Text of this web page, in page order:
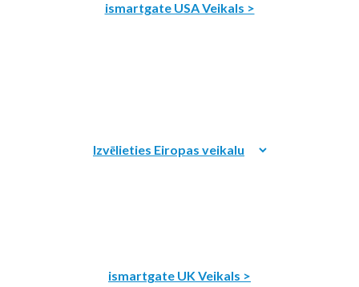
ismartgate USA Veikals >
ismartgate UK Veikals >